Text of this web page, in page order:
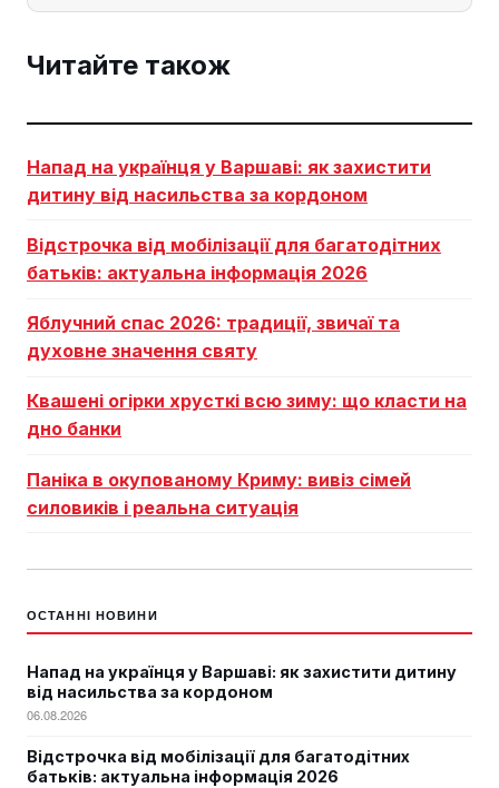
Читайте також
Напад на українця у Варшаві: як захистити
дитину від насильства за кордоном
Відстрочка від мобілізації для багатодітних
батьків: актуальна інформація 2026
Яблучний спас 2026: традиції, звичаї та
духовне значення святу
Квашені огірки хрусткі всю зиму: що класти на
дно банки
Паніка в окупованому Криму: вивіз сімей
силовиків і реальна ситуація
ОСТАННІ НОВИНИ
Напад на українця у Варшаві: як захистити дитину
від насильства за кордоном
06.08.2026
Відстрочка від мобілізації для багатодітних
батьків: актуальна інформація 2026